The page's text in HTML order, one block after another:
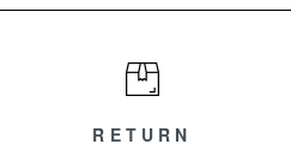
RETURN